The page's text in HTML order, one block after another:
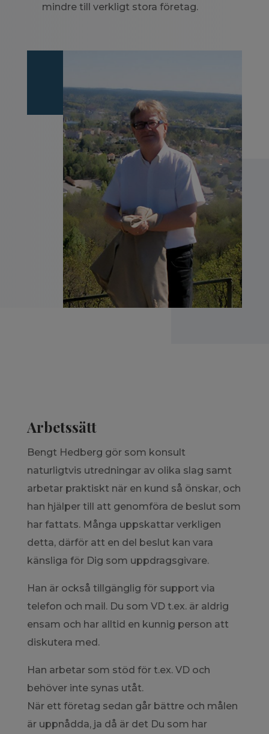
mindre till verkligt stora företag.
Arbetssätt
Bengt Hedberg gör som konsult
naturligtvis utredningar av olika slag samt
arbetar praktiskt när en kund så önskar, och
han hjälper till att genomföra de beslut som
har fattats. Många uppskattar verkligen
detta, därför att en del beslut kan vara
känsliga för Dig som uppdragsgivare.
Han är också tillgänglig för support via
telefon och mail. Du som VD t.ex. är aldrig
ensam och har alltid en kunnig person att
diskutera med.
Han arbetar som stöd för t.ex. VD och
behöver inte synas utåt.
När ett företag sedan går bättre och målen
är uppnådda, ja då är det Du som har